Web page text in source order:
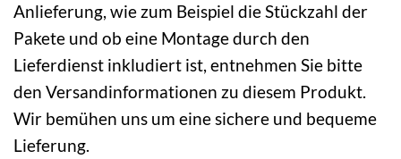
Anlieferung, wie zum Beispiel die Stückzahl der
Pakete und ob eine Montage durch den
Lieferdienst inkludiert ist, entnehmen Sie bitte
den Versandinformationen zu diesem Produkt.
Wir bemühen uns um eine sichere und bequeme
Lieferung.